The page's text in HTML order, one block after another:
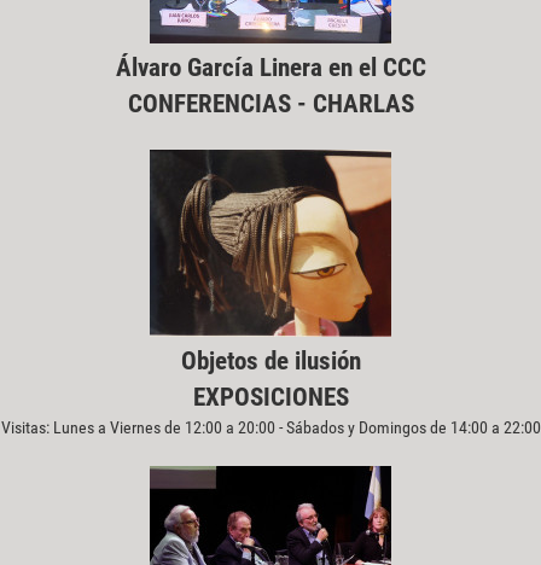
Álvaro García Linera en el CCC
CONFERENCIAS - CHARLAS
Objetos de ilusión
EXPOSICIONES
Visitas: Lunes a Viernes de 12:00 a 20:00 - Sábados y Domingos de 14:00 a 22:00